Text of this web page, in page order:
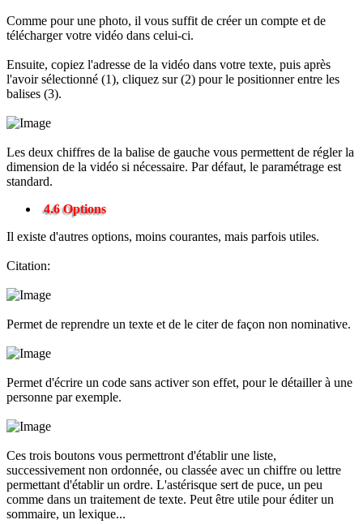
Comme pour une photo, il vous suffit de créer un compte et de
télécharger votre vidéo dans celui-ci.
Ensuite, copiez l'adresse de la vidéo dans votre texte, puis après
l'avoir sélectionné (1), cliquez sur (2) pour le positionner entre les
balises (3).
Les deux chiffres de la balise de gauche vous permettent de régler la
dimension de la vidéo si nécessaire. Par défaut, le paramétrage est
standard.
4.6 Options
Il existe d'autres options, moins courantes, mais parfois utiles.
Citation:
Permet de reprendre un texte et de le citer de façon non nominative.
Permet d'écrire un code sans activer son effet, pour le détailler à une
personne par exemple.
Ces trois boutons vous permettront d'établir une liste,
successivement non ordonnée, ou classée avec un chiffre ou lettre
permettant d'établir un ordre. L'astérisque sert de puce, un peu
comme dans un traitement de texte. Peut être utile pour éditer un
sommaire, un lexique...